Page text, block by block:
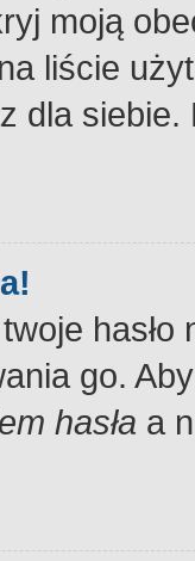
moją
liście
dla
go.
hasła a